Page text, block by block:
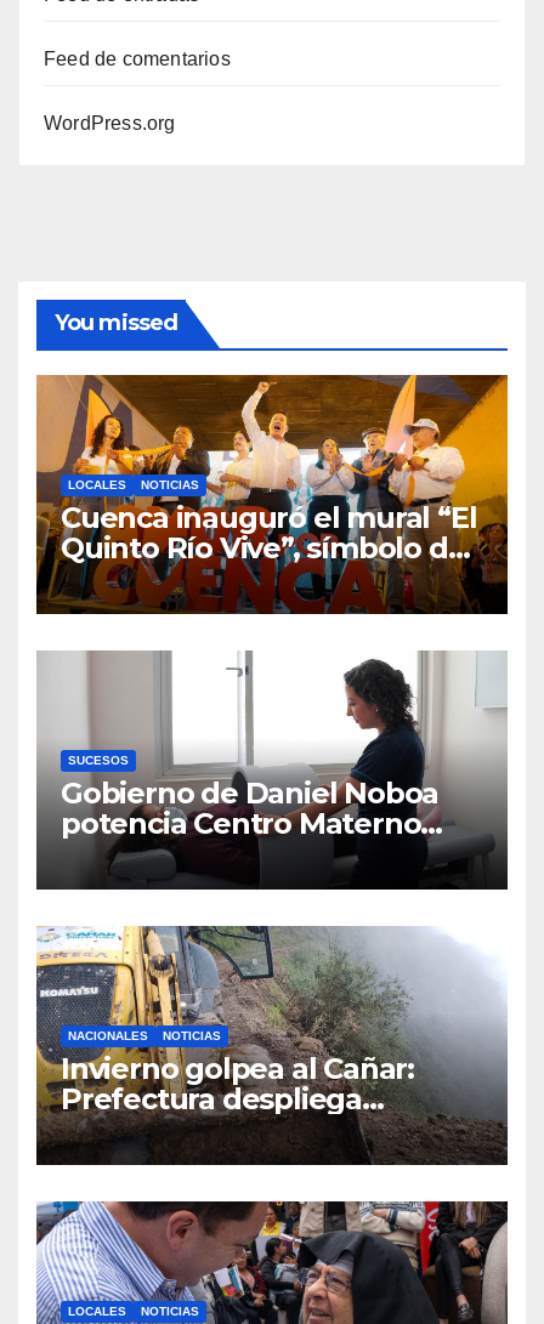
Feed de comentarios
WordPress.org
You missed
LOCALES NOTICIAS
Cuenca inauguró el mural “El
Quinto Río Vive”, símbolo de
la defensa ciudadana del
agua
SUCESOS
Gobierno de Daniel Noboa
potencia Centro Materno
Infantil y Emergencias en
Cuenca con nuevos equipos
NACIONALES NOTICIAS
Invierno golpea al Cañar:
Prefectura despliega
maquinaria en toda la
provincia para mantener las
LOCALES NOTICIAS